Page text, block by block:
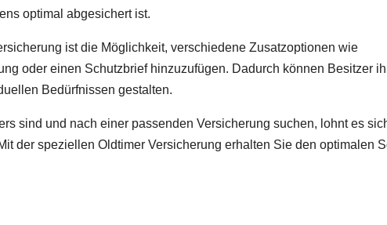
optimal abgesichert ist.
ist die Möglichkeit, verschiedene Zusatzoptionen wie
oder einen Schutzbrief hinzuzufügen. Dadurch können Besitzer
Bedürfnissen gestalten.
sind und nach einer passenden Versicherung suchen, lohnt es
der speziellen Oldtimer Versicherung erhalten Sie den optimalen